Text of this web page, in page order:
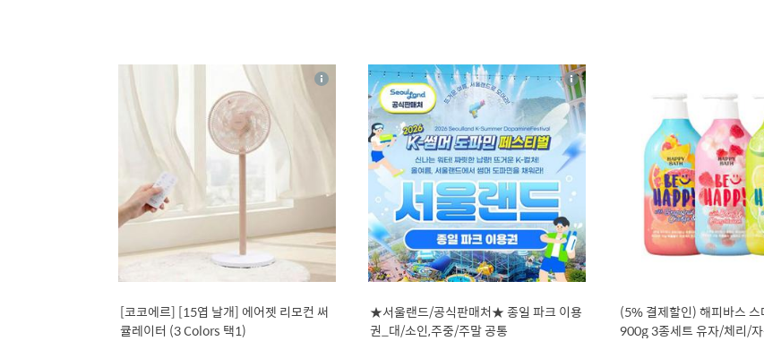
9
[코코에르] [15엽 날개] 에어젯 리모컨 써
큘레이터 (3 Colors 택1)
상
10
★서울랜드/공식판매처★ 종일 파크 이용
권_대/소인,주중/주말 공통
상
세
(5% 결제할인) 해피바스 스
900g 3종세트 유자/체리/